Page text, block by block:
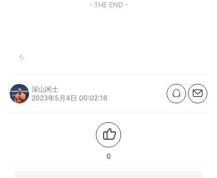
- THE END -
深山闲士
2023年5月4日 00:02:16
0